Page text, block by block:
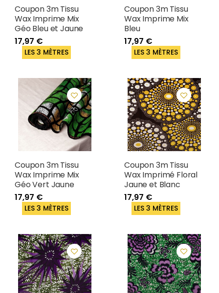
Coupon 3m Tissu
Wax Imprime Mix
Géo Bleu et Jaune
17,97 €
LES 3 MÈTRES
Coupon 3m Tissu
Wax Imprime Mix
Bleu
17,97 €
LES 3 MÈTRES
Coupon 3m Tissu
Wax Imprime Mix
Géo Vert Jaune
17,97 €
LES 3 MÈTRES
Coupon 3m Tissu
Wax Imprimé Floral
Jaune et Blanc
17,97 €
LES 3 MÈTRES